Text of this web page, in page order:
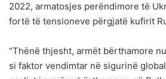
2022, armatosjes perëndimore të
fortë të tensioneve përgjatë kufirit
“Thënë thjesht, armët bërthamore
si faktor vendimtar në sigurinë